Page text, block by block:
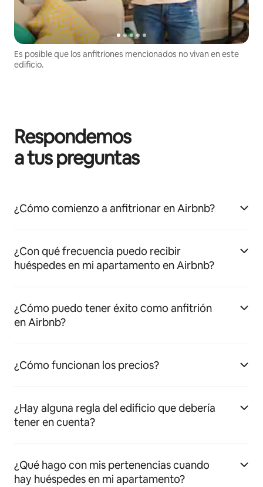
Es posible que los anfitriones mencionados no vivan en este
edificio.
Respondemos
a tus preguntas
¿Cómo comienzo a anfitrionar en Airbnb?
¿Con qué frecuencia puedo recibir
huéspedes en mi apartamento en Airbnb?
¿Cómo puedo tener éxito como anfitrión
en Airbnb?
¿Cómo funcionan los precios?
¿Hay alguna regla del edificio que debería
tener en cuenta?
¿Qué hago con mis pertenencias cuando
hay huéspedes en mi apartamento?